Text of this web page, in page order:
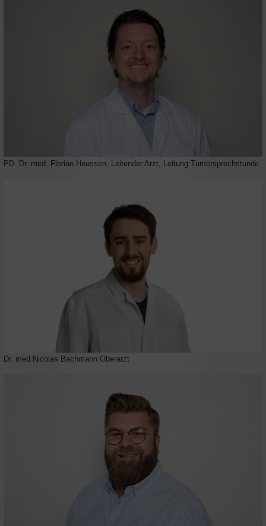
PD. Dr. med. Florian Heussen, Leitender Arzt, Leitung Tumorsprechstunde
Dr. med Nicolas Bachmann Oberarzt